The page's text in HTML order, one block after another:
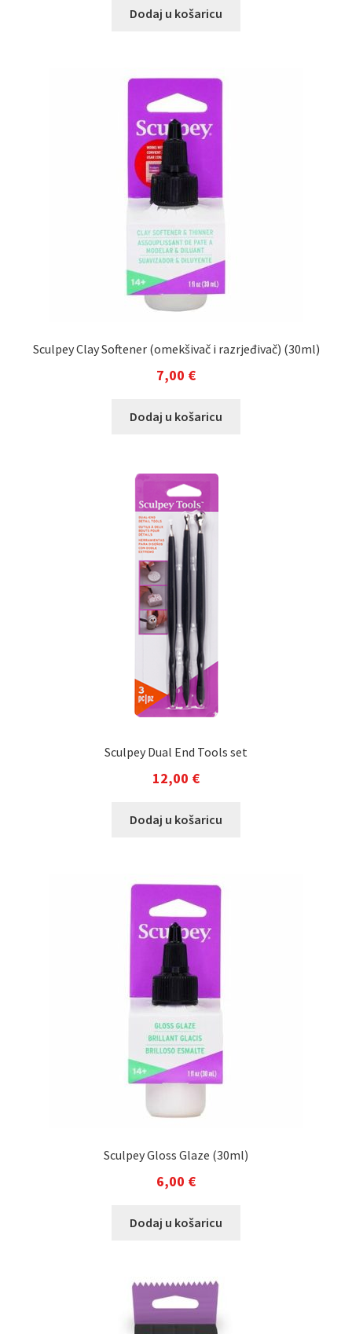
Dodaj u košaricu
Sculpey Clay Softener (omekšivač i razrjeđivač) (30ml)
7,00 €
Dodaj u košaricu
Sculpey Dual End Tools set
12,00 €
Dodaj u košaricu
Sculpey Gloss Glaze (30ml)
6,00 €
Dodaj u košaricu